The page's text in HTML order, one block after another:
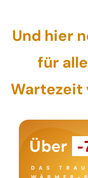
Und hier
für
Wartezeit
Über -
DAS